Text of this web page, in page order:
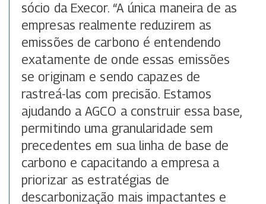
sócio da Execor. “A única maneira de as
empresas realmente reduzirem as
emissões de carbono é entendendo
exatamente de onde essas emissões
se originam e sendo capazes de
rastreá-las com precisão. Estamos
ajudando a AGCO a construir essa base,
permitindo uma granularidade sem
precedentes em sua linha de base de
carbono e capacitando a empresa a
priorizar as estratégias de
descarbonização mais impactantes e